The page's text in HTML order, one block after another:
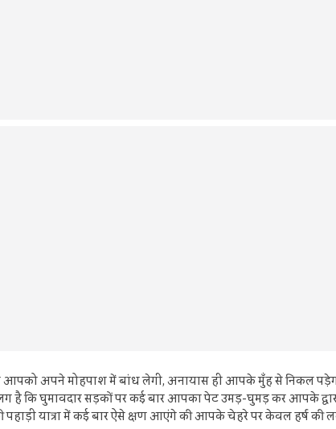
आपको अपने मोहपाश में बांध लेगी, अनायास ही आपके मुँह से निकल
है कि घुमावदार सड़कों पर कई बार आपका पेट उमड़-घुमड़ कर आपके
यात्रा में कई बार ऐसे क्षण आएंगे की आपके चेहरे पर केवल हर्ष की